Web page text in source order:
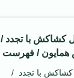
کشاکش با تجدد /
همايون / فهرست
با تجدد